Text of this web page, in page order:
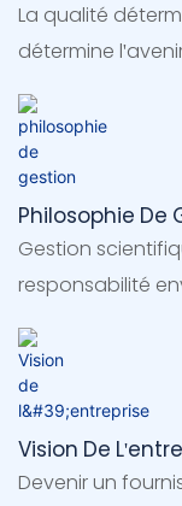
La qualité
détermine
Philosophie De
Gestion
responsabilité
Vision De
Devenir un